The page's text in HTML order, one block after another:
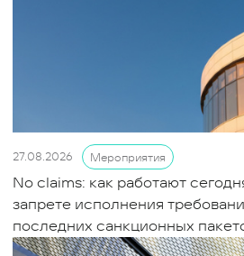
27.08.2026 Мероприятия
No claims: как работают
запрете исполнения
последних санкционных